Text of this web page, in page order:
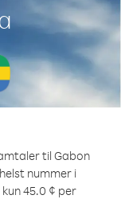
til Gabon
nummer i
45.0 ¢ per